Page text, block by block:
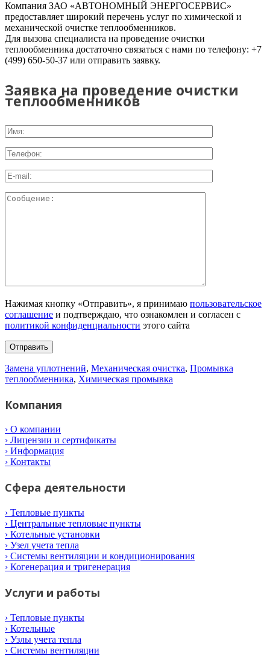
Компания ЗАО «АВТОНОМНЫЙ ЭНЕРГОСЕРВИС»
предоставляет широкий перечень услуг по химической и
механической очистке теплообменников.
Для вызова специалиста на проведение очистки
теплообменника достаточно связаться с нами по телефону: +7
(499) 650-50-37 или отправить заявку.
Заявка на проведение очистки
теплообменников
Нажимая кнопку «Отправить», я принимаю пользовательское
соглашение и подтверждаю, что ознакомлен и согласен с
политикой конфиденциальности этого сайта
Замена уплотнений, Механическая очистка, Промывка
теплообменника, Химическая промывка
Компания
› О компании
› Лицензии и сертификаты
› Информация
› Контакты
Сфера деятельности
› Тепловые пункты
› Центральные тепловые пункты
› Котельные установки
› Узел учета тепла
› Системы вентиляции и кондиционирования
› Когенерация и тригенерация
Услуги и работы
› Тепловые пункты
› Котельные
› Узлы учета тепла
› Системы вентиляции